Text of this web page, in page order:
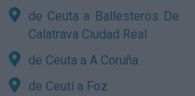
de Ceuta a Ballesteros De
Calatrava Ciudad Real
de Ceuta a A Coruña
de Ceutí a Foz